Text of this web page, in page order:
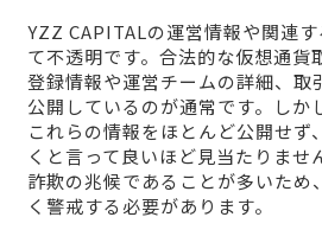
YZZ CAPITALの運営情報や関連
て不透明です。合法的な仮想通貨
登録情報や運営チームの詳細、取
公開しているのが通常です。しか
これらの情報をほとんど公開せず
くと言って良いほど見当たりませ
詐欺の兆候であることが多いため
く警戒する必要があります。